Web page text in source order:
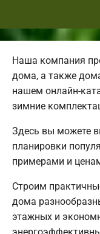
Наша компания
дома, а также
нашем онлайн-
зимние
Здесь вы можете
планировки
примерами и
Строим
дома
этажных и